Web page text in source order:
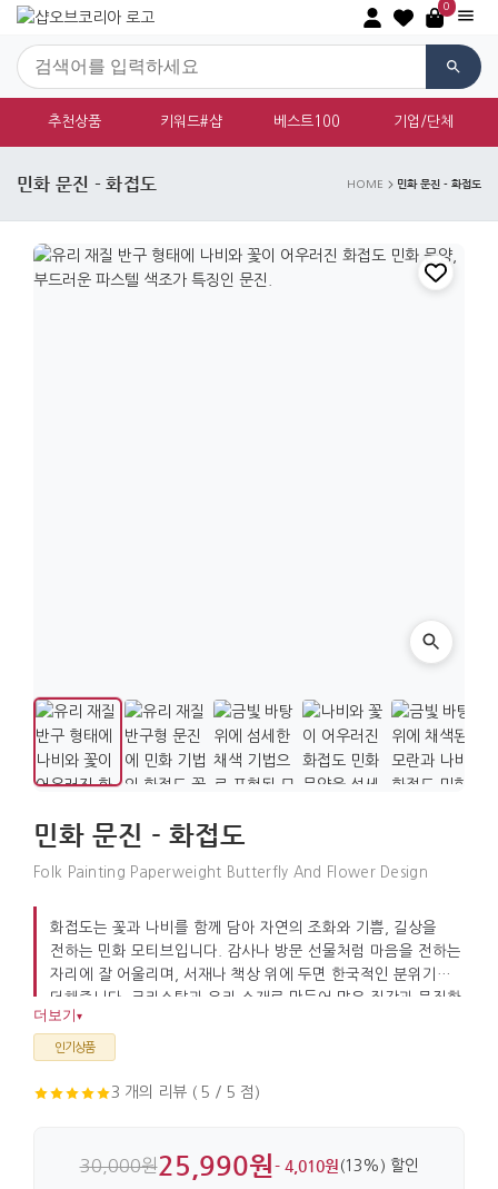
0
추천상품 키워드#샵 베스트100 기업/단체
민화 문진 - 화접도 HOME 민화 문진 - 화접도
민화 문진 - 화접도
Folk Painting Paperweight Butterfly And Flower Design
화접도는 꽃과 나비를 함께 담아 자연의 조화와 기쁨, 길상을
전하는 민화 모티브입니다. 감사나 방문 선물처럼 마음을 전하는
자리에 잘 어울리며, 서재나 책상 위에 두면 한국적인 분위기를
더해줍니다. 크리스탈과 유리 소재로 만들어 맑은 질감과 묵직한
안정감이 느껴집니다.
더보기 ▾
인기상품
3 개의 리뷰 ( 5 / 5 점)
30,000원25,990원- 4,010원 (13%) 할인